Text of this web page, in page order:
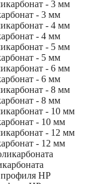
- 3 мм
- 4 мм
- 5 мм
- 6 мм
- 8 мм
- 10 мм
- 12 мм